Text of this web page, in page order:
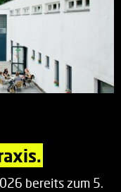
bereits zum 5.